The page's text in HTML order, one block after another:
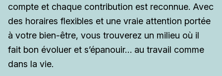
compte et chaque contribution est reconnue. Avec
des horaires flexibles et une vraie attention portée
à votre bien-être, vous trouverez un milieu où il
fait bon évoluer et s’épanouir… au travail comme
dans la vie.